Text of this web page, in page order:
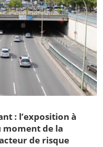
: l’exposition à
moment de la
de risque